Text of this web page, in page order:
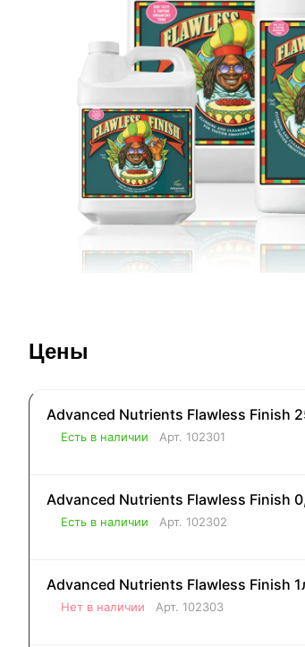
Цены
Advanced Nutrients Flawless Finish
Есть в наличии Арт. 102301
Advanced Nutrients Flawless Finish
Есть в наличии Арт. 102302
Advanced Nutrients Flawless Finish
Нет в наличии Арт. 102303